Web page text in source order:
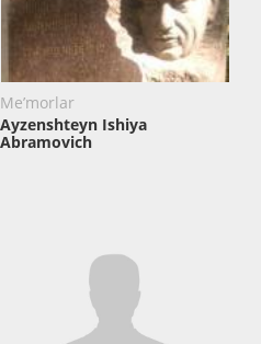
Me’morlar
Ayzenshteyn Ishiya
Abramovich